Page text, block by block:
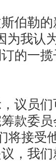
伯勒的
为我认
订的一
员们
款委
将接受
，我